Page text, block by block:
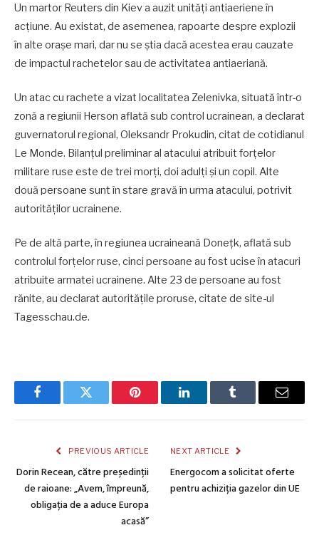
Un martor Reuters din Kiev a auzit unități antiaeriene în
acțiune. Au existat, de asemenea, rapoarte despre explozii
în alte orașe mari, dar nu se știa dacă acestea erau cauzate
de impactul rachetelor sau de activitatea antiaeriană.
Un atac cu rachete a vizat localitatea Zelenivka, situată într-o
zonă a regiunii Herson aflată sub control ucrainean, a declarat
guvernatorul regional, Oleksandr Prokudin, citat de cotidianul
Le Monde. Bilanțul preliminar al atacului atribuit forțelor
militare ruse este de trei morți, doi adulți și un copil. Alte
două persoane sunt în stare gravă în urma atacului, potrivit
autorităților ucrainene.
Pe de altă parte, în regiunea ucraineană Donețk, aflată sub
controlul forțelor ruse, cinci persoane au fost ucise în atacuri
atribuite armatei ucrainene. Alte 23 de persoane au fost
rănite, au declarat autoritățile proruse, citate de site-ul
Tagesschau.de.
FacebookTwitter Pinterest LinkedInTumblr Email
PREVIOUS ARTICLE
Dorin Recean, către președinții
de raioane: „Avem, împreună,
obligația de a aduce Europa
acasă”
NEXT ARTICLE
Energocom a solicitat oferte
pentru achiziția gazelor din UE